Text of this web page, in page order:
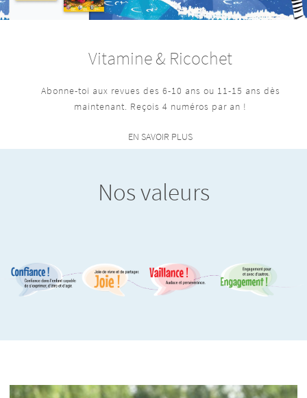
Vitamine & Ricochet
Abonne-toi aux revues des 6-10 ans ou 11-15 ans dès
maintenant. Reçois 4 numéros par an !
EN SAVOIR PLUS
Nos valeurs